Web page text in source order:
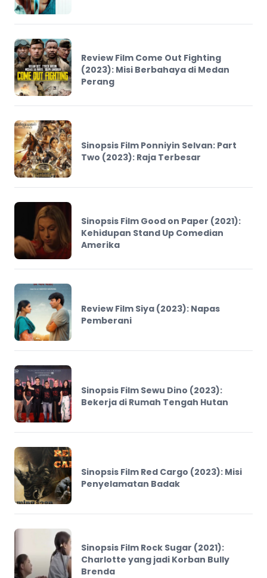
Review Film Come Out Fighting
(2023): Misi Berbahaya di Medan
Perang
Sinopsis Film Ponniyin Selvan: Part
Two (2023): Raja Terbesar
Sinopsis Film Good on Paper (2021):
Kehidupan Stand Up Comedian
Amerika
Review Film Siya (2023): Napas
Pemberani
Sinopsis Film Sewu Dino (2023):
Bekerja di Rumah Tengah Hutan
Sinopsis Film Red Cargo (2023): Misi
Penyelamatan Badak
Sinopsis Film Rock Sugar (2021):
Charlotte yang jadi Korban Bully
Brenda